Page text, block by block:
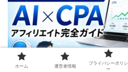
ホーム 運営者情報
プライバシーポリシ
ー